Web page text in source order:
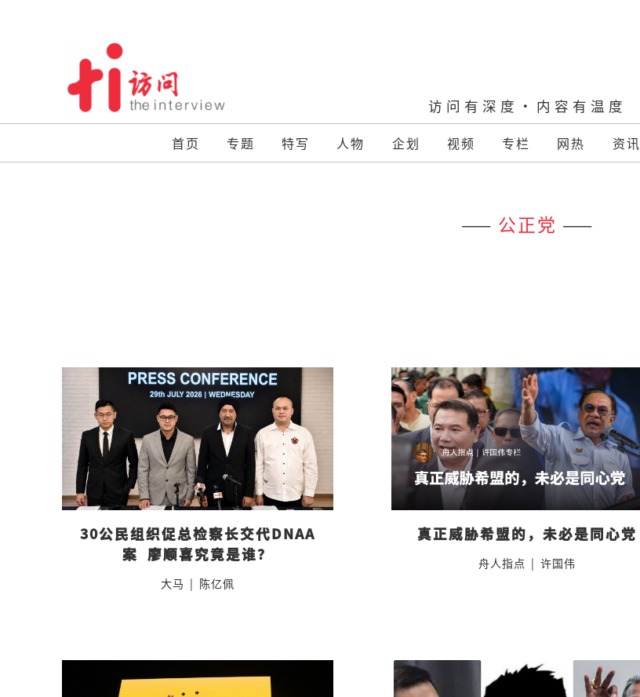
访问有深度·内容有温度
首页 专题 特写 人物 企划 视频 专栏 网热 资讯
—— 公正党 ——
30公民组织促总检察长交代DNAA
案  廖顺喜究竟是谁？
大马 | 陈亿佩
真正威胁希盟的，未必是同心党
舟人指点 | 许国伟